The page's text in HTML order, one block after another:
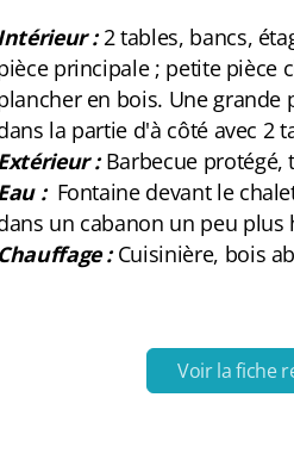
:2 tables, bancs,
principale ; petite pièce
en bois. Une grande
la partie d'à côté avec 2
:Barbecue protégé,
:Fontaine devant le
un cabanon un peu plus
Chauffage :Cuisinière, bois
Voir la fiche